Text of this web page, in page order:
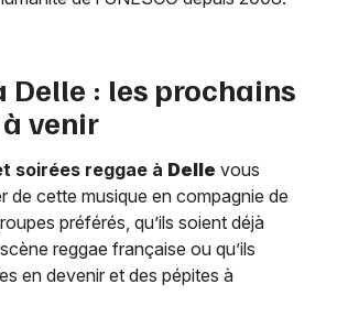
Delle : les prochains
venir
soirées reggae à Delle vous
de cette musique en compagnie de
préférés, qu’ils soient déjà
reggae française ou qu’ils
en devenir et des pépites à